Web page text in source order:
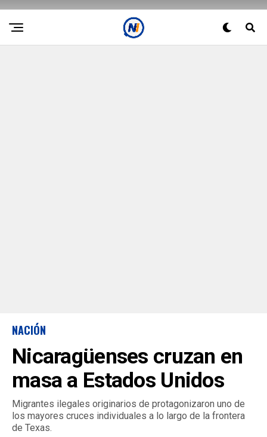
NACIÓN
Nicaragüenses cruzan en
masa a Estados Unidos
Migrantes ilegales originarios de protagonizaron uno de
los mayores cruces individuales a lo largo de la frontera
de Texas.